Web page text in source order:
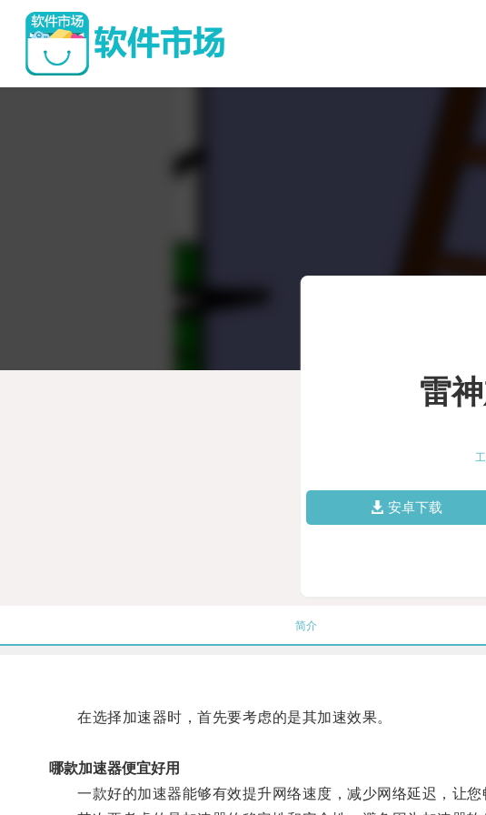
雷
安卓下载
简介
在选择加速器时，首先要考虑的是其加速效果。
哪款加速器便宜好用
一款好的加速器能够有效提升网络速度，减少网络延迟，让您